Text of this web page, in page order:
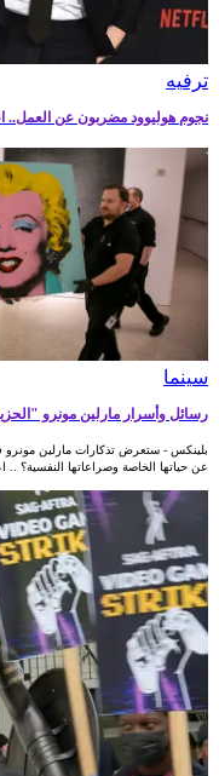
ترفيه‎
نجوم هوليوود مضربون عن العمل..
سينما
رسائل وأسرار مارلين مونرو
بلينكس - ستعرض تذكارات مارلين مونرو
عن حياتها الخاصة وصراعاتها النفسية؟ ..